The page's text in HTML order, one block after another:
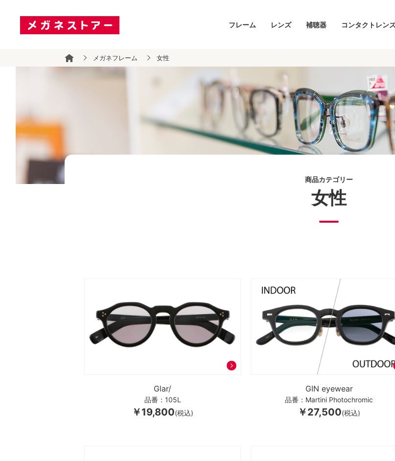
フレーム レンズ 補聴器 コンタクトレン
メガネフレーム 女性
商品カテゴリー
女性
Glar/
品番：105L
￥19,800(税込)
GIN eyewear
品番：Martini Photochromic
￥27,500(税込)